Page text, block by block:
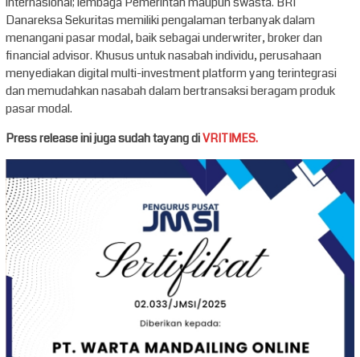
Danareksa Sekuritas memiliki pengalaman terbanyak dalam
menangani pasar modal, baik sebagai underwriter, broker dan
financial advisor. Khusus untuk nasabah individu, perusahaan
menyediakan digital multi-investment platform yang terintegrasi
dan memudahkan nasabah dalam bertransaksi beragam produk
pasar modal.
Press release ini juga sudah tayang diVRITIMES.